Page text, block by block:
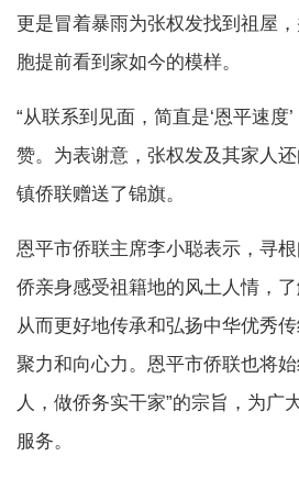
更是冒着暴雨为张权发找到祖屋
胞提前看到家如今的模样。
“从联系到见面，简直是‘恩平速度
赞。为表谢意，张权发及其家人
镇侨联赠送了锦旗。
恩平市侨联主席李小聪表示，寻
侨亲身感受祖籍地的风土人情，
从而更好地传承和弘扬中华优秀
聚力和向心力。恩平市侨联也将
人，做侨务实干家”的宗旨，为广
服务。